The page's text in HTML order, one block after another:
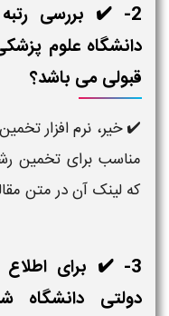
2- ✔️ بررسی رتبه
دانشگاه علوم
قبولی می باشد؟
✔️ خیر، نرم افزار
مناسب برای تخمین
که لینک آن در متن
3- ✔️ برای اطلاع
دولتی دانشگاه